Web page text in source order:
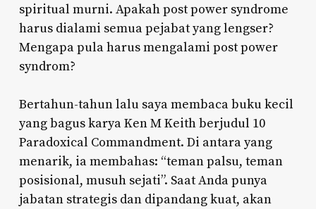
spiritual murni. Apakah post power syndrome
harus dialami semua pejabat yang lengser?
Mengapa pula harus mengalami post power
syndrom?
Bertahun-tahun lalu saya membaca buku kecil
yang bagus karya Ken M Keith berjudul 10
Paradoxical Commandment. Di antara yang
menarik, ia membahas: “teman palsu, teman
posisional, musuh sejati”. Saat Anda punya
jabatan strategis dan dipandang kuat, akan